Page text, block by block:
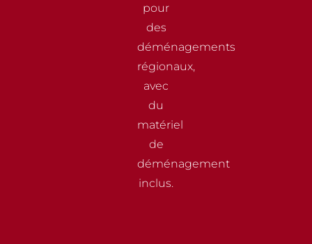
pour
des
déménagements
régionaux,
avec
du
matériel
de
déménagement
inclus.